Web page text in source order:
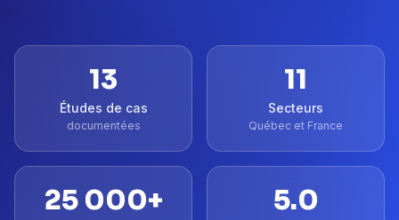
13
Études de cas
documentées
11
Secteurs
Québec et France
25 000+ 5.0